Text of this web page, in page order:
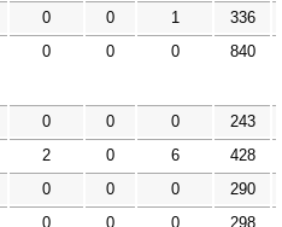
0 0 1
336
0 0 0 840
0 0 0
243
2 0 6
428
0 0 0
290
0 0 0 298